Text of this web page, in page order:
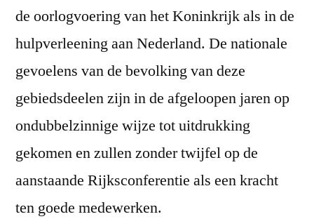
de oorlogvoering van het Koninkrijk als in de
hulpverleening aan Nederland. De nationale
gevoelens van de bevolking van deze
gebiedsdeelen zijn in de afgeloopen jaren op
ondubbelzinnige wijze tot uitdrukking
gekomen en zullen zonder twijfel op de
aanstaande Rijksconferentie als een kracht
ten goede medewerken.